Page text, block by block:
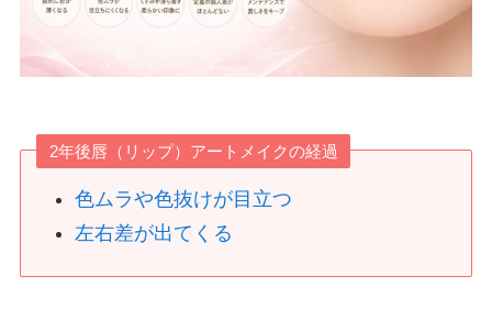
2年後唇（リップ）アートメイクの経過
色ムラや色抜けが目立つ
左右差が出てくる